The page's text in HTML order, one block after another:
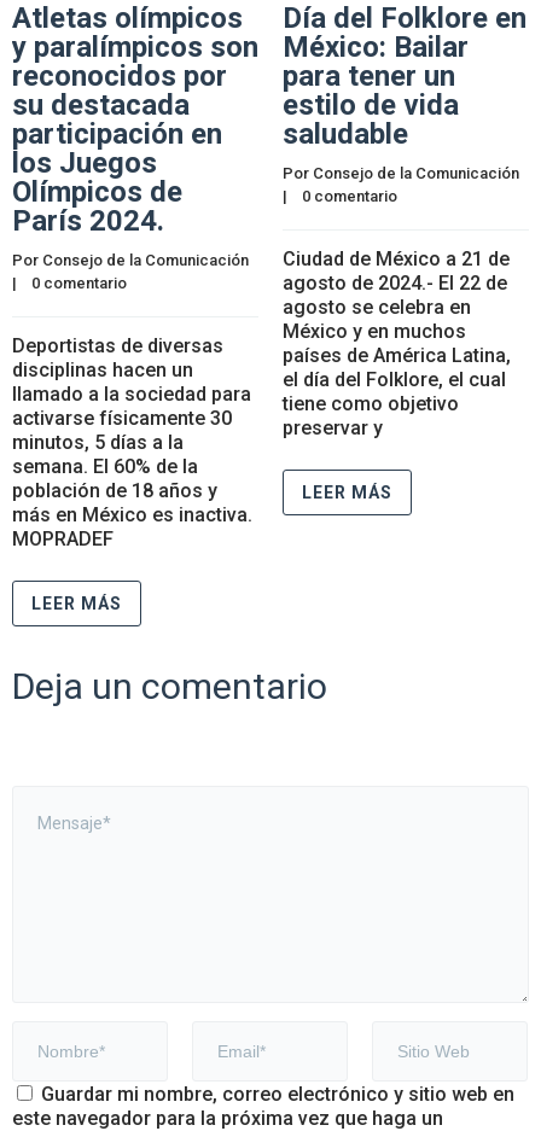
Atletas olímpicos
y paralímpicos son
reconocidos por
su destacada
participación en
los Juegos
Olímpicos de
París 2024.
Por Consejo de la Comunicación
| 0 comentario
Deportistas de diversas
disciplinas hacen un
llamado a la sociedad para
activarse físicamente 30
minutos, 5 días a la
semana. El 60% de la
población de 18 años y
más en México es inactiva.
MOPRADEF
LEER MÁS
Día del Folklore en
México: Bailar
para tener un
estilo de vida
saludable
Por Consejo de la Comunicación
| 0 comentario
Ciudad de México a 21 de
agosto de 2024.- El 22 de
agosto se celebra en
México y en muchos
países de América Latina,
el día del Folklore, el cual
tiene como objetivo
preservar y
LEER MÁS
Deja un comentario
Guardar mi nombre, correo electrónico y sitio web en
este navegador para la próxima vez que haga un